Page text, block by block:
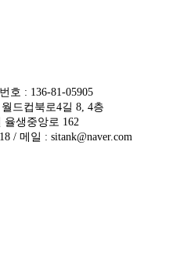
호 : 136-81-05905
드컵북로4길 8, 4층
생중앙로 162
/ 메일 : sitank@naver.com